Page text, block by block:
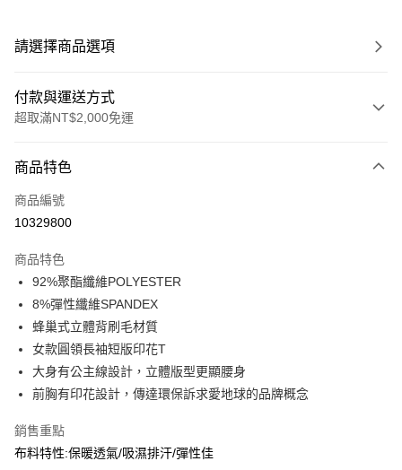
請選擇商品選項
付款與運送方式
超取滿NT$2,000免運
信用卡一次付款
信用卡分期付款
合作金庫商業銀行
華南商業銀行
上海商業儲蓄銀行
國泰世華商業銀行
臺灣中小企業銀行
匯豐（台灣）商業銀行
華泰商業銀行
聯邦商業銀行
遠東國際商業銀行
元大商業銀行
永豐商業銀行
台新國際商業銀行
台灣樂天信用卡公司
超商取貨付款
LINE Pay
Apple Pay
街口支付
AFTEE先享後付
相關說明
商品特色
商品編號
10329800
商品特色
92%聚酯纖維POLYESTER
8%彈性纖維SPANDEX
蜂巢式立體背刷毛材質
女款圓領長袖短版印花T
大身有公主線設計，立體版型更顯腰身
前胸有印花設計，傳達環保訴求愛地球的品牌概念
銷售重點
布料特性:保暖透氣/吸濕排汗/彈性佳